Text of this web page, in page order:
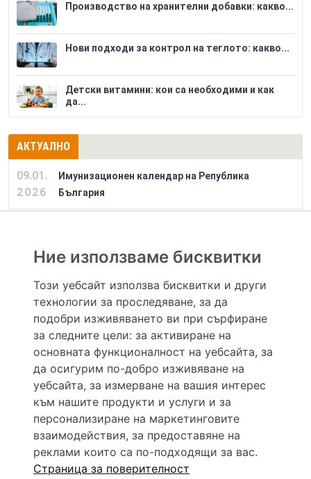
Производство на хранителни добавки: какво...
Нови подходи за контрол на теглото: какво...
Детски витамини: кои са необходими и как
да...
АКТУАЛНО
09.01.
2026
Имунизационен календар на Република
България
Hapche.bg НЕ е медицински, зравен или сроден специалист и НЕ дава медицински
консултации и здравни съвети. Hapche.bg НЕ се явява медицинска услуга и НЕ
осигурява диагноза и лечение. Hapche.bg НЕ препоръчва медицински и други здравни и
сродни специалисти и заведения. Hapche.bg НЕ търгува с лекарствени продукти и
хранителни добавки. Информацията, публикувана в Hapche.bg, е предназначена да служи
само и единствено за справочни цели. Същата се предоставя без всякаква гаранция за
актуалност, изчерпателност и точност, при все че се полагат всички усилия за обновяване
и допълване на данните и за коригиране на неточностите. При никакви обстоятелства НЕ
се самодиагностицирайте и НЕ се самолекувайте – самодиагностиката и самолечението
могат да бъдат опасни за вашето здраве! При поява на симптом(и) на заболяване
неотложно потърсете правоспособен лекар! Ако преценявате своето (нечие) състояние
като спешно, позвънете на денонощния безплатен общоевропейски телефонен номер за
спешни повиквания 112 за връзка с местния център за спешна медицинска помощ!
Ние използваме бисквитки
Този уебсайт използва бисквитки и други
технологии за проследяване, за да
подобри изживяването ви при сърфиране
за следните цели: за активиране на
основната функционалност на уебсайта, за
да осигурим по-добро изживяване на
уебсайта, за измерване на вашия интерес
към нашите продукти и услуги и за
персонализиране на маркетинговите
взаимодействия, за предоставяне на
реклами които са по-подходящи за вас.
Страница за поверителност